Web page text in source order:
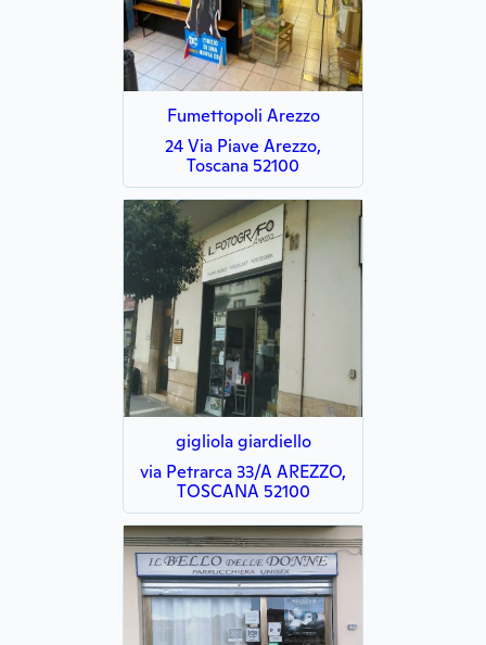
Fumettopoli Arezzo
24 Via Piave Arezzo,
Toscana 52100
gigliola giardiello
via Petrarca 33/A AREZZO,
TOSCANA 52100